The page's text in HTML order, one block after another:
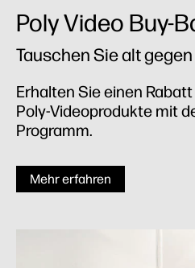
Poly Video Buy-
Tauschen Sie alt
Erhalten Sie einen
Poly-Videoprodukte mit
Programm.
Mehr erfahren